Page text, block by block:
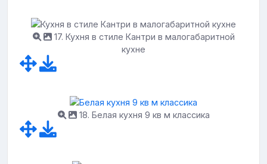
17. Кухня в стиле Кантри в малогабаритной
кухне
18. Белая кухня 9 кв м классика